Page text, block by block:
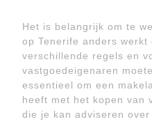
Het is belangrijk om te
op Tenerife anders
verschillende regels en
vastgoedeigenaren
essentieel om een
heeft met het kopen van
die je kan adviseren over